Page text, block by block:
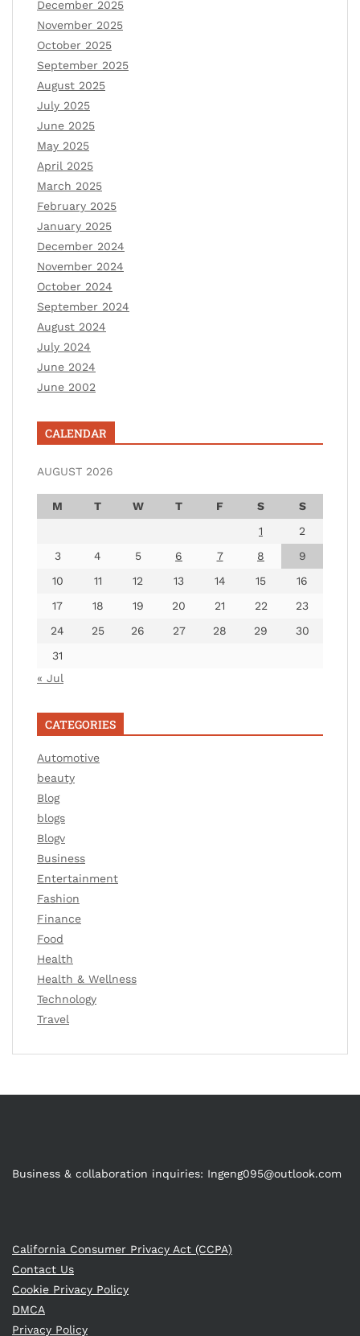
December 2025
November 2025
October 2025
September 2025
August 2025
July 2025
June 2025
May 2025
April 2025
March 2025
February 2025
January 2025
December 2024
November 2024
October 2024
September 2024
August 2024
July 2024
June 2024
June 2002
CALENDAR
AUGUST 2026
M T W T F S
S
1
2
3
4 5 6 7 8
9
10
11 12 13 14 15
16
17
18 19 20 21 22
23
24
25 26 27 28 29
30
31
« Jul
CATEGORIES
Automotive
beauty
Blog
blogs
Blogv
Business
Entertainment
Fashion
Finance
Food
Health
Health & Wellness
Technology
Travel
Business & collaboration inquiries: Ingeng095@outlook.com
California Consumer Privacy Act (CCPA)
Contact Us
Cookie Privacy Policy
DMCA
Privacy Policy